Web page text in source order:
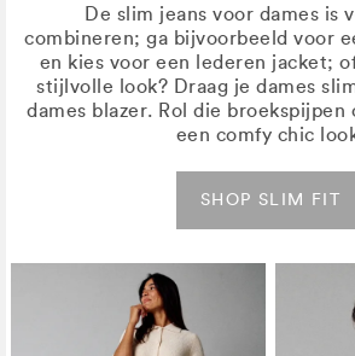
De slim jeans voor dames is
combineren; ga bijvoorbeeld voor
en kies voor een lederen jacket;
stijlvolle look? Draag je dames
dames blazer. Rol die broekspijpen
een comfy chic
SHOP SLIM FIT